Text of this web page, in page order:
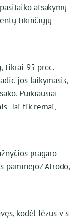
atsakymų
tikinčiųjų
tikrai 95 proc.
laikymasis,
Puikiausiai
Tai tik rėmai,
pragaro
paminėjo? Atrodo,
kodėl Jėzus vis